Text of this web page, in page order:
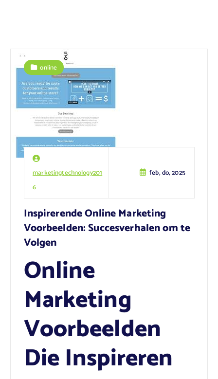
marketingtechnology201
6
feb, do, 2025
online
Inspirerende Online Marketing
Voorbeelden: Succesverhalen om te
Volgen
Online
Marketing
Voorbeelden
Die Inspireren